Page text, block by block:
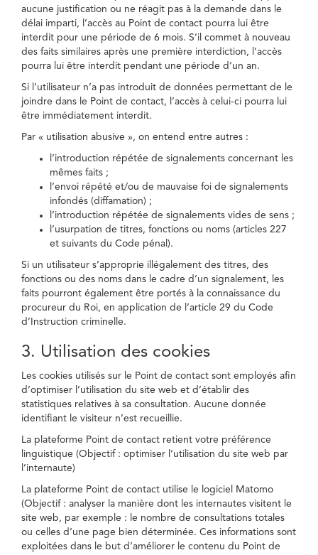
aucune justification ou ne réagit pas à la demande dans le
délai imparti, l’accès au Point de contact pourra lui être
interdit pour une période de 6 mois. S’il commet à nouveau
des faits similaires après une première interdiction, l’accès
pourra lui être interdit pendant une période d’un an.
Si l’utilisateur n’a pas introduit de données permettant de le
joindre dans le Point de contact, l’accès à celui-ci pourra lui
être immédiatement interdit.
Par « utilisation abusive », on entend entre autres :
l’introduction répétée de signalements concernant les
mêmes faits ;
l’envoi répété et/ou de mauvaise foi de signalements
infondés (diffamation) ;
l’introduction répétée de signalements vides de sens ;
l’usurpation de titres, fonctions ou noms (articles 227
et suivants du Code pénal).
Si un utilisateur s’approprie illégalement des titres, des
fonctions ou des noms dans le cadre d’un signalement, les
faits pourront également être portés à la connaissance du
procureur du Roi, en application de l’article 29 du Code
d’Instruction criminelle.
3. Utilisation des cookies
Les cookies utilisés sur le Point de contact sont employés afin
d’optimiser l’utilisation du site web et d’établir des
statistiques relatives à sa consultation. Aucune donnée
identifiant le visiteur n’est recueillie.
La plateforme Point de contact retient votre préférence
linguistique (Objectif : optimiser l’utilisation du site web par
l’internaute)
La plateforme Point de contact utilise le logiciel Matomo
(Objectif : analyser la manière dont les internautes visitent le
site web, par exemple : le nombre de consultations totales
ou celles d’une page bien déterminée. Ces informations sont
exploitées dans le but d’améliorer le contenu du Point de